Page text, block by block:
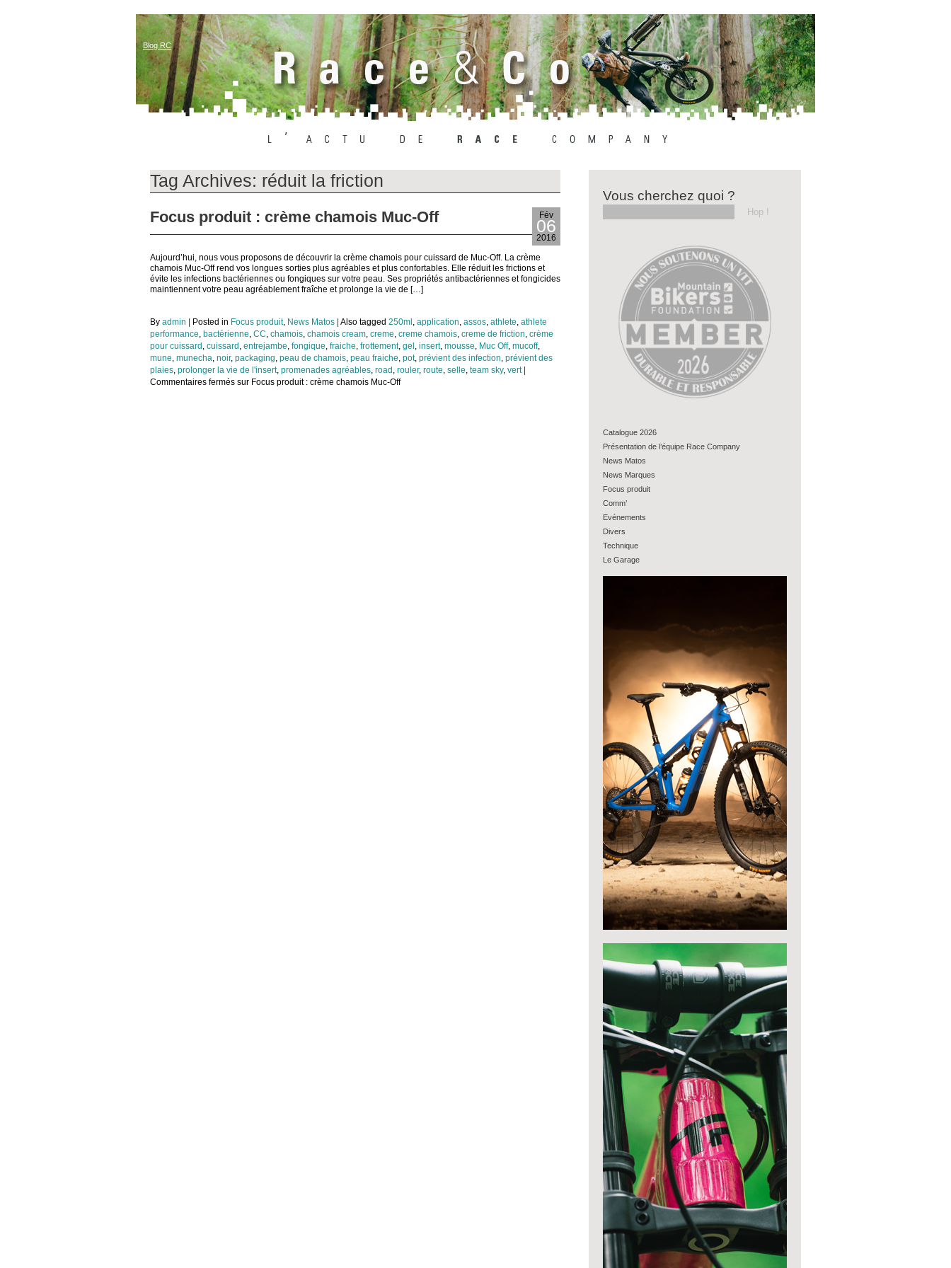
Blog RC
Tag Archives: réduit la friction
Fév
06
2016
Focus produit : crème chamois Muc-Off
Aujourd’hui, nous vous proposons de découvrir la crème chamois pour cuissard de Muc-Off. La crème
chamois Muc-Off rend vos longues sorties plus agréables et plus confortables. Elle réduit les frictions et
évite les infections bactériennes ou fongiques sur votre peau. Ses propriétés antibactériennes et fongicides
maintiennent votre peau agréablement fraîche et prolonge la vie de […]
By admin Posted in Focus produit, News Matos Also tagged 250ml , application, assos, athlete, athlete
performance, bactérienne, CC, chamois, chamois cream, creme, creme chamois, creme de friction, crème
pour cuissard , cuissard , entrejambe, fongique, fraiche, frottement, gel , insert, mousse, Muc Off, mucoff,
mune, munecha, noir, packaging, peau de chamois, peau fraiche, pot, prévient des infection, prévient des
plaies, prolonger la vie de l'insert, promenades agréables, road , rouler, route, selle, team sky, vert
Commentaires fermés sur Focus produit : crème chamois Muc-Off
Vous cherchez quoi ?
Catalogue 2026
Présentation de l’équipe Race Company
News Matos
News Marques
Focus produit
Comm’
Evénements
Divers
Technique
Le Garage